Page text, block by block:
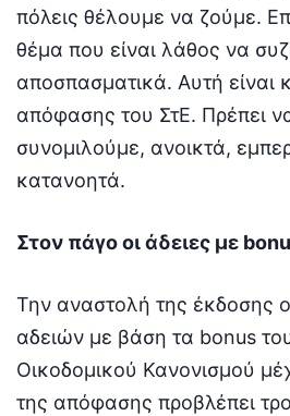
πόλεις θέλουμε να ζούμε.
θέμα που είναι λάθος να
αποσπασματικά. Αυτή είναι
απόφασης του ΣτΕ. Πρέπει
συνομιλούμε, ανοικτά,
κατανοητά.
Στον πάγο οι άδειες με
Την αναστολή της έκδοσης
αδειών με βάση τα bonus
Οικοδομικού Κανονισμού
της απόφασης προβλέπει